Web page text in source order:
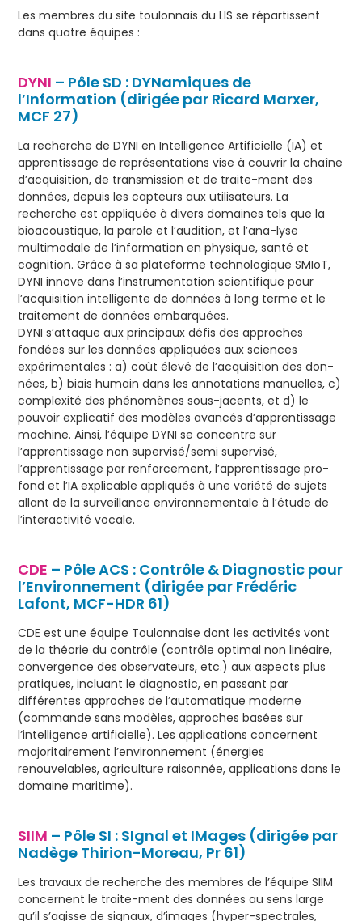
Les membres du site toulonnais du LIS se répartissent
dans quatre équipes :
DYNI – Pôle SD : DYNamiques de
l’Information (dirigée par Ricard Marxer,
MCF 27)
La recherche de DYNI en Intelligence Artificielle (IA) et
apprentissage de représentations vise à couvrir la chaîne
d’acquisition, de transmission et de traite-ment des
données, depuis les capteurs aux utilisateurs. La
recherche est appliquée à divers domaines tels que la
bioacoustique, la parole et l’audition, et l’ana-lyse
multimodale de l’information en physique, santé et
cognition. Grâce à sa plateforme technologique SMIoT,
DYNI innove dans l’instrumentation scientifique pour
l’acquisition intelligente de données à long terme et le
traitement de données embarquées.
DYNI s’attaque aux principaux défis des approches
fondées sur les données appliquées aux sciences
expérimentales : a) coût élevé de l’acquisition des don-
nées, b) biais humain dans les annotations manuelles, c)
complexité des phénomènes sous-jacents, et d) le
pouvoir explicatif des modèles avancés d’apprentissage
machine. Ainsi, l’équipe DYNI se concentre sur
l’apprentissage non supervisé/semi supervisé,
l’apprentissage par renforcement, l’apprentissage pro-
fond et l’IA explicable appliqués à une variété de sujets
allant de la surveillance environnementale à l’étude de
l’interactivité vocale.
CDE – Pôle ACS : Contrôle & Diagnostic pour
l’Environnement (dirigée par Frédéric
Lafont, MCF-HDR 61)
CDE est une équipe Toulonnaise dont les activités vont
de la théorie du contrôle (contrôle optimal non linéaire,
convergence des observateurs, etc.) aux aspects plus
pratiques, incluant le diagnostic, en passant par
différentes approches de l’automatique moderne
(commande sans modèles, approches basées sur
l’intelligence artificielle). Les applications concernent
majoritairement l’environnement (énergies
renouvelables, agriculture raisonnée, applications dans le
domaine maritime).
SIIM – Pôle SI : SIgnal et IMages (dirigée par
Nadège Thirion-Moreau, Pr 61)
Les travaux de recherche des membres de l’équipe SIIM
concernent le traite-ment des données au sens large
qu’il s’agisse de signaux, d’images (hyper-spectrales,